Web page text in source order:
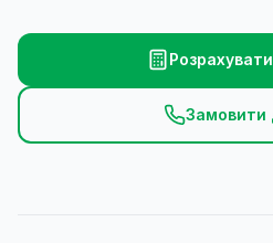
Замовити